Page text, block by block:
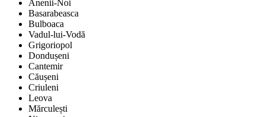
Anenii-Noi
Basarabeasca
Bulboaca
Vadul-lui-Vodă
Grigoriopol
Dondușeni
Cantemir
Căușeni
Criuleni
Leova
Mărculești